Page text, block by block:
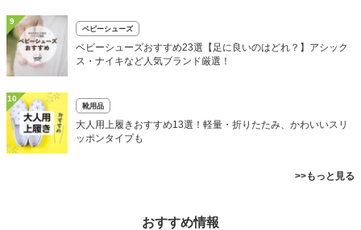
9
ベビーシューズ
ベビーシューズおすすめ23選【足に良いのはどれ？】アシック
ス・ナイキなど人気ブランド厳選！
10
靴用品
大人用上履きおすすめ13選！軽量・折りたたみ、かわいいスリ
ッポンタイプも
>>もっと見る
おすすめ情報